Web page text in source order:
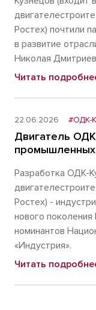
Ростех) почтили
в развитие
Николая
Читать
22.06.2026 #ОДК-
Двигатель
промышленных
Разработка ОДК-
Ростех) -
нового
номинантов
«Индустрия».
Читать